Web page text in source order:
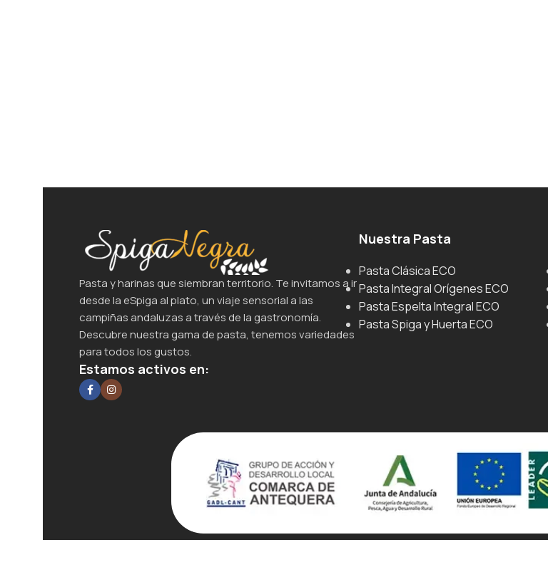
Pasta y harinas que siembran territorio. Te invitamos a ir
desde la eSpiga al plato, un viaje sensorial a las
campiñas andaluzas a través de la gastronomía.
Descubre nuestra gama de pasta, tenemos variedades
para todos los gustos.
Estamos activos en:
Nuestra Pasta
Pasta Clásica ECO
Pasta Integral Orígenes ECO
Pasta Espelta Integral ECO
Pasta Spiga y Huerta ECO